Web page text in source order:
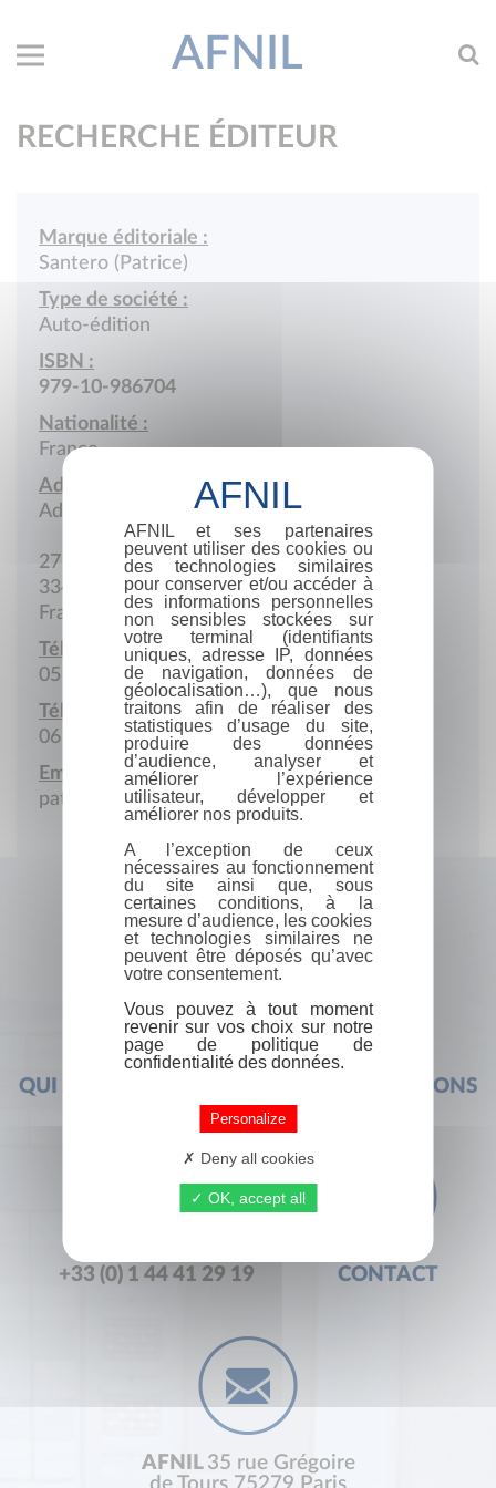
AFNIL
RECHERCHE ÉDITEUR
Marque éditoriale :
Santero (Patrice)
Type de société :
Auto-édition
ISBN :
979-10-986704
Nationalité :
France
Adresse :
Adresse postale
27 Chemin des Arneys
33480 Castelnau-de-Médoc
France
Téléphone :
05 56 58 15 17
Téléphone portable :
06 08 35 09 89
Email :
patricesantero@orange.fr
QUI SOMMES-NOUS ? FOIRE AUX QUESTIONS
+33 (0) 1 44 41 29 19 CONTACT
AFNIL 35 rue Grégoire
AFNIL et ses partenaires
peuvent utiliser des cookies ou
des technologies similaires
pour conserver et/ou accéder à
des informations personnelles
non sensibles stockées sur
votre terminal (identifiants
uniques, adresse IP, données
de navigation, données de
géolocalisation…), que nous
traitons afin de réaliser des
statistiques d’usage du site,
produire des données
d’audience, analyser et
améliorer l’expérience
utilisateur, développer et
améliorer nos produits.
A l’exception de ceux
nécessaires au fonctionnement
du site ainsi que, sous
certaines conditions, à la
mesure d’audience, les cookies
et technologies similaires ne
peuvent être déposés qu’avec
votre consentement.
Vous pouvez à tout moment
revenir sur vos choix sur notre
page de politique de
confidentialité des données.
Personalize
Deny all cookies
OK, accept all